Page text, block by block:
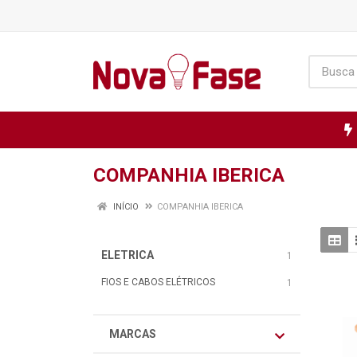
COMPANHIA IBERICA
INÍCIO COMPANHIA IBERICA
ELETRICA 1
FIOS E CABOS ELÉTRICOS 1
MARCAS